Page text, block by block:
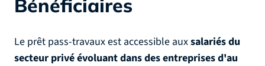
Bénéficiaires
Le prêt pass-travaux est accessible auxsalariés du
secteur privé évoluant dans des entreprises d'au